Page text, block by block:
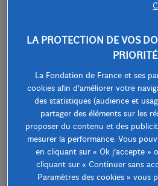
printemps sert à
réellement dû pour
parallèlement au
Si vous avez trop
rembourséà l’été, en
LA PROTECTION DE VOS
PRIORITÉ
La Fondation de France et ses
cookies afin d'améliorer votre
des statistiques (audience et
partager des éléments sur les
proposer du contenu et des
mesurer la performance. Vous
en cliquant sur « Ok j’accepte »
cliquant sur « Continuer sans
Paramètres des cookies » vous